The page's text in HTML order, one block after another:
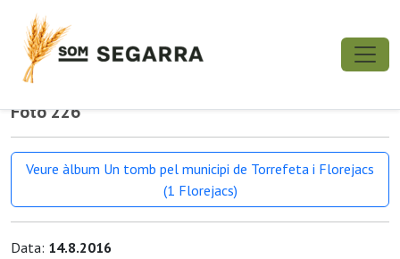
Foto 226
Veure àlbum Un tomb pel municipi de Torrefeta i Florejacs
(1 Florejacs)
Data: 14.8.2016